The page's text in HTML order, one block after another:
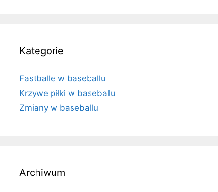
Kategorie
Fastballe w baseballu
Krzywe piłki w baseballu
Zmiany w baseballu
Archiwum